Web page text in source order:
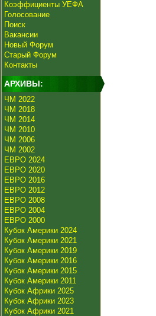
Коэффициенты УЕФА
Голосование
Поиск
Вакансии
Новый Форум
Старый Форум
Контакты
АРХИВЫ:
ЧМ 2022
ЧМ 2018
ЧМ 2014
ЧМ 2010
ЧМ 2006
ЧМ 2002
ЕВРО 2024
ЕВРО 2020
ЕВРО 2016
ЕВРО 2012
ЕВРО 2008
ЕВРО 2004
ЕВРО 2000
Кубок Америки 2024
Кубок Америки 2021
Кубок Америки 2019
Кубок Америки 2016
Кубок Америки 2015
Кубок Америки 2011
Кубок Африки 2025
Кубок Африки 2023
Кубок Африки 2021